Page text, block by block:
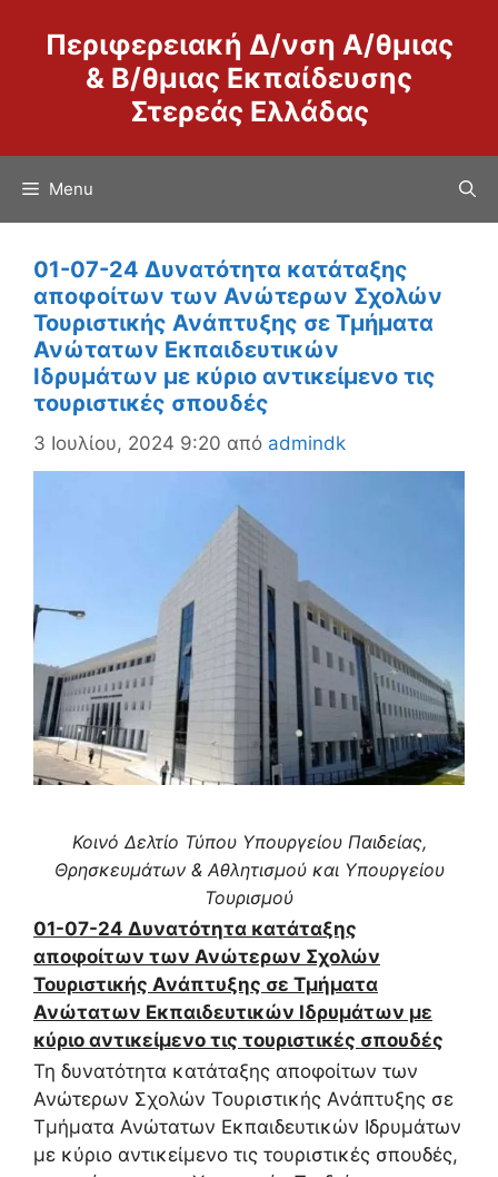
περιεχόμενο
Περιφερειακή Δ/νση Α/θμιας
& Β/θμιας Εκπαίδευσης
Στερεάς Ελλάδας
Menu
01-07-24 Δυνατότητα κατάταξης
αποφοίτων των Ανώτερων Σχολών
Τουριστικής Ανάπτυξης σε Τμήματα
Ανώτατων Εκπαιδευτικών
Ιδρυμάτων με κύριο αντικείμενο τις
τουριστικές σπουδές
3 Ιουλίου, 2024 9:20 από admindk
Κοινό Δελτίο Τύπου Υπουργείου Παιδείας,
Θρησκευμάτων & Αθλητισμού και Υπουργείου
Τουρισμού
01-07-24 Δυνατότητα κατάταξης
αποφοίτων των Ανώτερων Σχολών
Τουριστικής Ανάπτυξης σε Τμήματα
Ανώτατων Εκπαιδευτικών Ιδρυμάτων με
κύριο αντικείμενο τις τουριστικές σπουδές
Τη δυνατότητα κατάταξης αποφοίτων των
Ανώτερων Σχολών Τουριστικής Ανάπτυξης σε
Τμήματα Ανώτατων Εκπαιδευτικών Ιδρυμάτων
με κύριο αντικείμενο τις τουριστικές σπουδές,